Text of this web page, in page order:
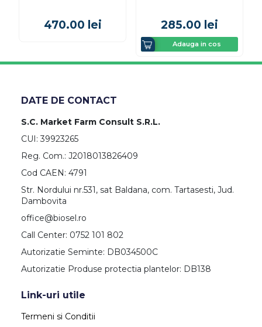
470.00 lei 285.00 lei
Adauga in cos
DATE DE CONTACT
S.C. Market Farm Consult S.R.L.
CUI: 39923265
Reg. Com.: J2018013826409
Cod CAEN: 4791
Str. Nordului nr.531, sat Baldana, com. Tartasesti, Jud.
Dambovita
office@biosel.ro
Call Center: 0752 101 802
Autorizatie Seminte: DB034500C
Autorizatie Produse protectia plantelor: DB138
Link-uri utile
Termeni si Conditii